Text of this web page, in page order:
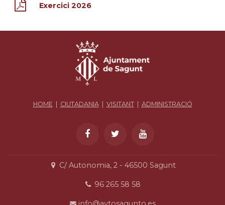
Exercici 2026
HOME | CIUTADANIA| VISITANT| ADMINISTRACIÓ
C/ Autonomia, 2 - 46500 Sagunt
96 265 58 58